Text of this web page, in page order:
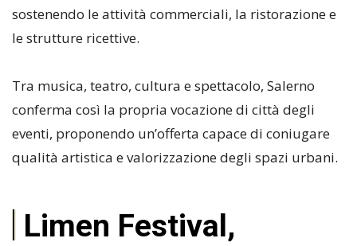
sostenendo le attività commerciali, la ristorazione e
le strutture ricettive.
Tra musica, teatro, cultura e spettacolo, Salerno
conferma così la propria vocazione di città degli
eventi, proponendo un’offerta capace di coniugare
qualità artistica e valorizzazione degli spazi urbani.
Limen Festival,